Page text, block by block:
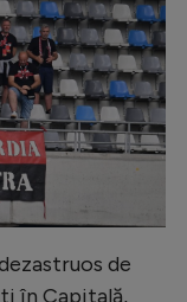
de
în Capitală,